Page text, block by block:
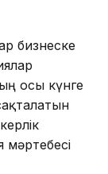
бизнеске
осы күнге